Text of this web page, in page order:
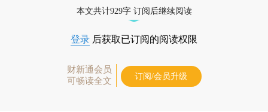
本文共计929字 订阅后继续阅读
登录 后获取已订阅的阅读权限
财新通会员
可畅读全文
订阅/会员升级